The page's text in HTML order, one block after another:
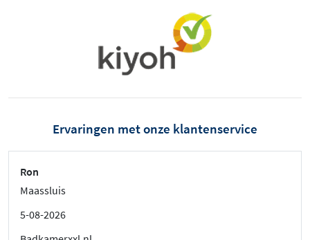
Ervaringen met onze klantenservice
Ron
Maassluis
5-08-2026